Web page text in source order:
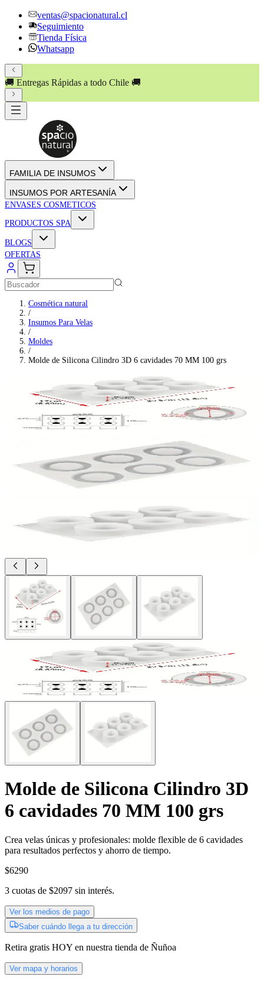
ventas@spacionatural.cl
Seguimiento
Tienda Física
Whatsapp
🚚 Entregas Rápidas a todo Chile 🚚
FAMILIA DE INSUMOS
INSUMOS POR ARTESANÍA
ENVASES COSMETICOS
PRODUCTOS SPA
BLOGS
OFERTAS
Cosmética natural
/
Insumos Para Velas
/
Moldes
/
Molde de Silicona Cilindro 3D 6 cavidades 70 MM 100 grs
Molde de Silicona Cilindro 3D
6 cavidades 70 MM 100 grs
Crea velas únicas y profesionales: molde flexible de 6 cavidades
para resultados perfectos y ahorro de tiempo.
$6290
3 cuotas de $2097 sin interés.
Ver los medios de pago
Saber cuándo llega a tu dirección
Retira gratis HOY en nuestra tienda de Ñuñoa
Ver mapa y horarios